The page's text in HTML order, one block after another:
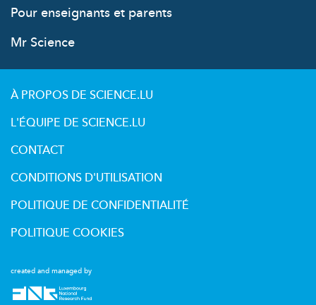
Pour enseignants et parents
Mr Science
created and managed by
À PROPOS DE SCIENCE.LU
L'ÉQUIPE DE SCIENCE.LU
CONTACT
CONDITIONS D'UTILISATION
POLITIQUE DE CONFIDENTIALITÉ
POLITIQUE COOKIES